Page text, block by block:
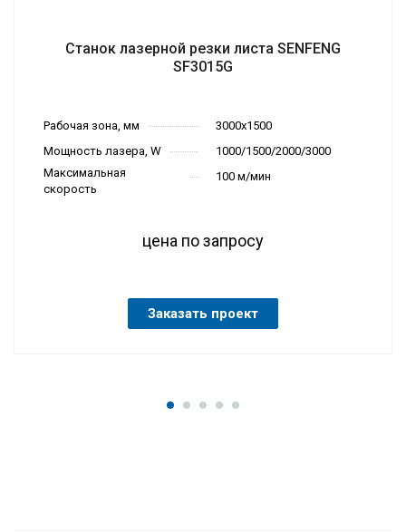
Станок лазерной резки листа SENFENG
SF3015G
Рабочая зона, мм
3000х1500
Мощность лазера, W
1000/1500/2000/3000
Максимальная
скорость
100 м/мин
цена по запросу
Заказать проект